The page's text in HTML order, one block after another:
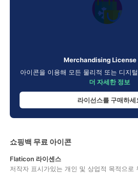
Merchandising License
아이콘을 이용해 모든 물리적 또는 디지
더 자세한 정보
라이선스를 구매하세
쇼핑백 무료 아이콘
Flaticon 라이센스
저작자 표시가있는 개인 및 상업적 목적으로